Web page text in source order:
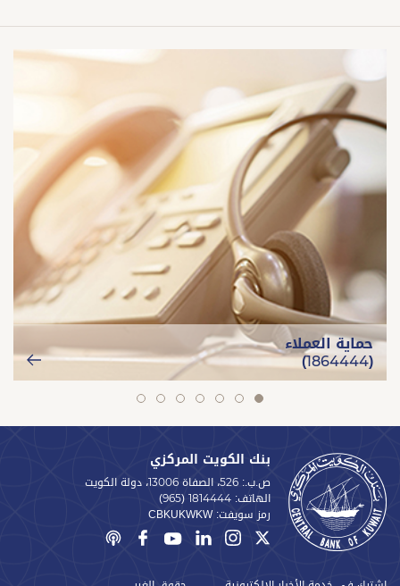
حماية العملاء
(1864444)
slide
1
slide
2
slide
slide
4
slide
slide
6
slide
بنك الكويت المركزي
ص.ب.: 526، الصفاة 13006، دولة الكويت
الهاتف: (965) 1814444
رمز سويفت:CBKUKWKW